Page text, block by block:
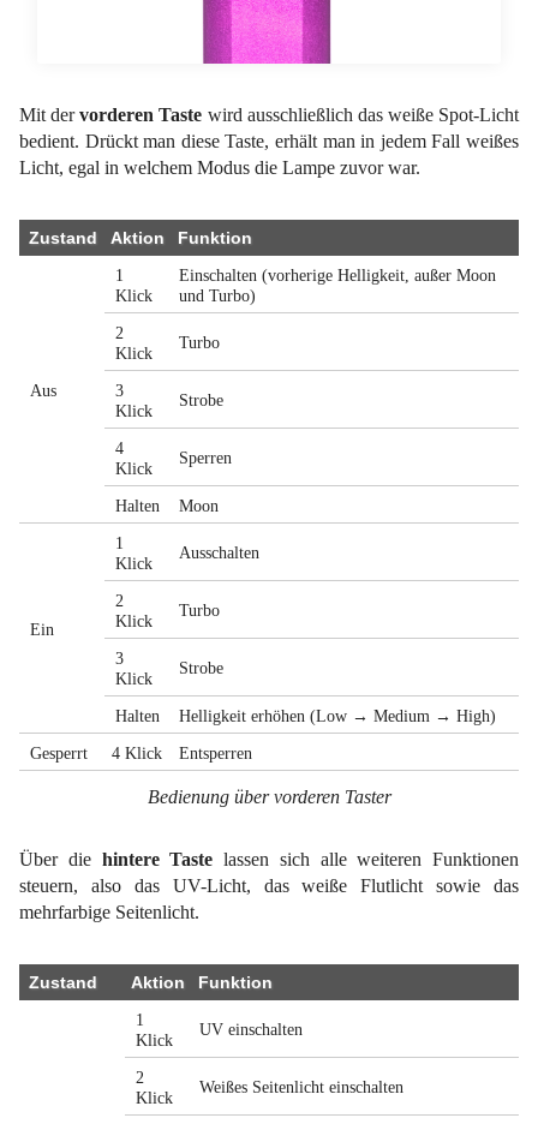
Mit dervorderen Taste wird ausschließlich das weiße Spot-Licht
bedient. Drückt man diese Taste, erhält man in jedem Fall weißes
Licht, egal in welchem Modus die Lampe zuvor war.
Bedienung über vorderen Taster
Zustand Aktion Funktion
Aus
1
Klick
Einschalten (vorherige Helligkeit, außer Moon
und Turbo)
2
Klick
Turbo
3
Klick
Strobe
4
Klick
Sperren
Halten Moon
Ein
1
Klick
Ausschalten
2
Klick
Turbo
3
Klick
Strobe
Halten
Helligkeit erhöhen (Low → Medium → High)
Gesperrt
4 Klick Entsperren
Über die hintere Taste lassen sich alle weiteren Funktionen
steuern, also das UV-Licht, das weiße Flutlicht sowie das
mehrfarbige Seitenlicht.
Zustand Aktion Funktion
1
Klick
UV einschalten
2
Klick
Weißes Seitenlicht einschalten